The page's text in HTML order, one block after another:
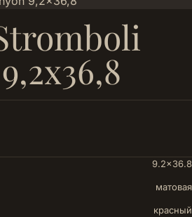
9.2×36.8
матовая
красный